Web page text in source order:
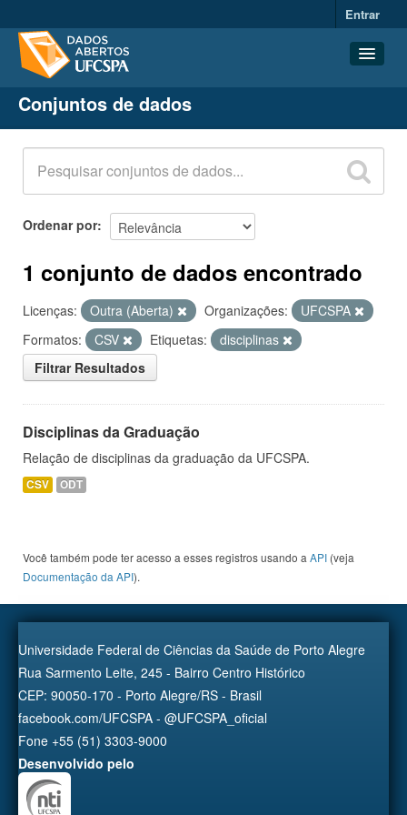
Entrar
Conjuntos de dados
Organizações
Grupos
Sobre
Conjuntos de dados
Ordenar por
1 conjunto de dados encontrado
Licenças: Outra (Aberta) Organizações:
UFCSPA
Formatos:
CSV Etiquetas:
disciplinas
Filtrar Resultados
Disciplinas da Graduação
Relação de disciplinas da graduação da UFCSPA.
CSV ODT
Você também pode ter acesso a esses registros usando a API (veja
Documentação da API).
Universidade Federal de Ciências da Saúde de Porto Alegre
Rua Sarmento Leite, 245 - Bairro Centro Histórico
CEP: 90050-170 - Porto Alegre/RS - Brasil
facebook.com/UFCSPA - @UFCSPA_oficial
Fone +55 (51) 3303-9000
Desenvolvido pelo